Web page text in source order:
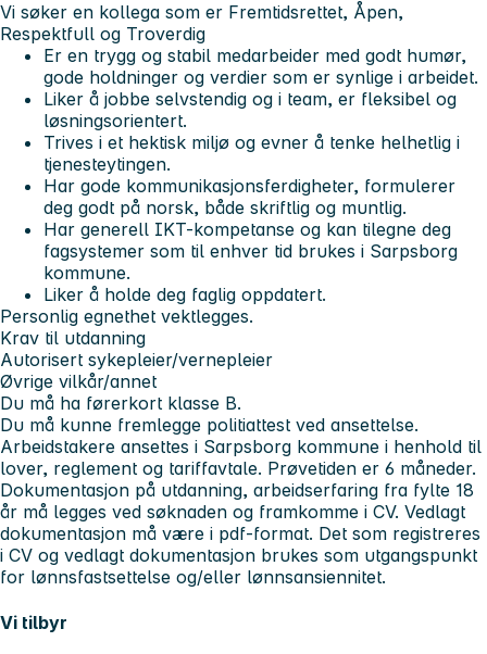
Vi søker en kollega som er Fremtidsrettet, Åpen,
Respektfull og Troverdig
Er en trygg og stabil medarbeider med godt humør,
gode holdninger og verdier som er synlige i arbeidet.
Liker å jobbe selvstendig og i team, er fleksibel og
løsningsorientert.
Trives i et hektisk miljø og evner å tenke helhetlig i
tjenesteytingen.
Har gode kommunikasjonsferdigheter, formulerer
deg godt på norsk, både skriftlig og muntlig.
Har generell IKT-kompetanse og kan tilegne deg
fagsystemer som til enhver tid brukes i Sarpsborg
kommune.
Liker å holde deg faglig oppdatert.
Personlig egnethet vektlegges.
Krav til utdanning
Autorisert sykepleier/vernepleier
Øvrige vilkår/annet
Du må ha førerkort klasse B.
Du må kunne fremlegge politiattest ved ansettelse.
Arbeidstakere ansettes i Sarpsborg kommune i henhold til
lover, reglement og tariffavtale. Prøvetiden er 6 måneder.
Dokumentasjon på utdanning, arbeidserfaring fra fylte 18
år må legges ved søknaden og framkomme i CV. Vedlagt
dokumentasjon må være i pdf-format. Det som registreres
i CV og vedlagt dokumentasjon brukes som utgangspunkt
for lønnsfastsettelse og/eller lønnsansiennitet.
Vi tilbyr